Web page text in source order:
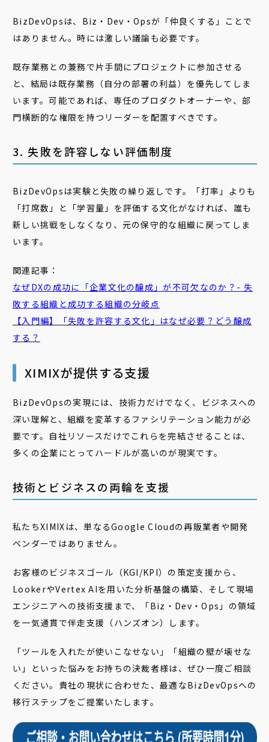
BizDevOpsは、Biz・Dev・Opsが「仲良くする」ことで
はありません。時には激しい議論も必要です。
既存業務との兼務で片手間にプロジェクトに参加させる
と、結局は既存業務（自分の部署の利益）を優先してしま
います。可能であれば、専任のプロダクトオーナーや、部
門横断的な権限を持つリーダーを配置すべきです。
3. 失敗を許容しない評価制度
BizDevOpsは実験と失敗の繰り返しです。「打率」よりも
「打席数」と「学習量」を評価する文化がなければ、誰も
新しい挑戦をしなくなり、元の保守的な組織に戻ってしま
います。
関連記事：
なぜDXの成功に「企業文化の醸成」が不可欠なのか？- 失
敗する組織と成功する組織の分岐点
【入門編】「失敗を許容する文化」はなぜ必要？どう醸成
する？
XIMIXが提供する支援
BizDevOpsの実現には、技術力だけでなく、ビジネスへの
深い理解と、組織を変革するファシリテーション能力が必
要です。自社リソースだけでこれらを完結させることは、
多くの企業にとってハードルが高いのが現実です。
技術とビジネスの両輪を支援
私たちXIMIXは、単なるGoogle Cloudの再販業者や開発
ベンダーではありません。
お客様のビジネスゴール（KGI/KPI）の策定支援から、
LookerやVertex AIを用いた分析基盤の構築、そして現場
エンジニアへの技術支援まで、「Biz・Dev・Ops」の領域
を一気通貫で伴走支援（ハンズオン）します。
「ツールを入れたが使いこなせない」「組織の壁が壊せな
い」といった悩みをお持ちの決裁者様は、ぜひ一度ご相談
ください。貴社の現状に合わせた、最適なBizDevOpsへの
移行ステップをご提案いたします。